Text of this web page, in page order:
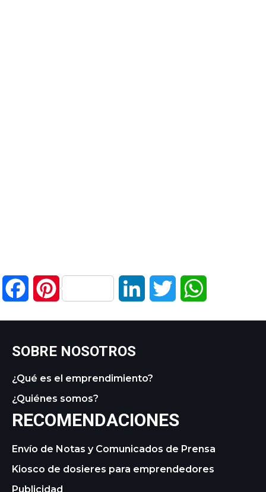
FacebookPinterest LinkedIn Twitter
SOBRE NOSOTROS
¿Qué es el emprendimiento?
¿Quiénes somos?
RECOMENDACIONES
Envío de Notas y Comunicados de Prensa
Kiosco de dosieres para emprendedores
Publicidad